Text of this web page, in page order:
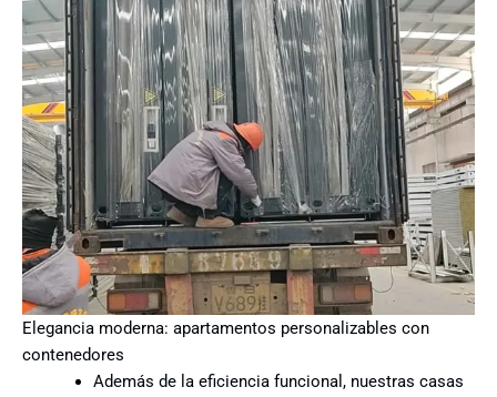
Elegancia moderna: apartamentos personalizables con
contenedores
Además de la eficiencia funcional, nuestras casas